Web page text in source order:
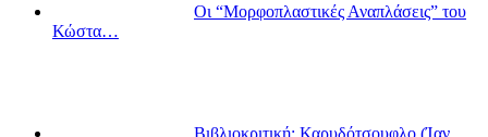
Οι “Μορφοπλαστικές Αναπλάσεις” του
Κώστα…
Βιβλιοκριτική: Καρυδότσουφλο (Ίαν